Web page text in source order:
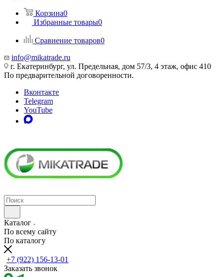
Корзина0
Избранные товары0
Сравнение товаров0
info@mikatrade.ru
г. Екатеринбург, ул. Предельная, дом 57/3, 4 этаж, офис 410
По предварительной договоренности.
Вконтакте
Telegram
YouTube
Каталог
По всему сайту
По каталогу
+7 (922) 156-13-01
Заказать звонок